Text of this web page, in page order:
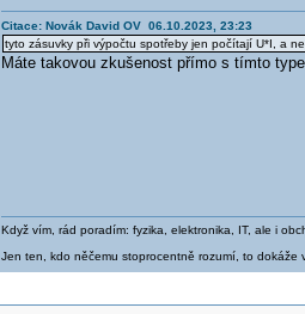
Citace: Novák David OV 06.10.2023, 23:23
tyto zásuvky při výpočtu spotřeby jen počítají U*I, a
Máte takovou zkušenost přímo s tímto
Když vím, rád poradím: fyzika, elektronika, IT, ale i
Jen ten, kdo něčemu stoprocentně rozumí, to dokáže